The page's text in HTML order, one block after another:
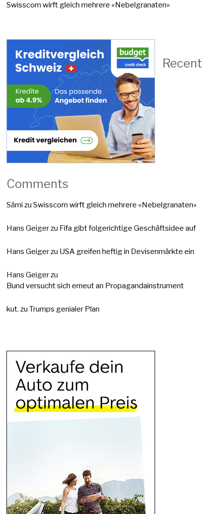
Swisscom wirft gleich mehrere «Nebelgranaten»
Recent
Comments
Sämi zuSwisscom wirft gleich mehrere «Nebelgranaten»
Hans Geigerzu Fifa gibt folgerichtige Geschäftsidee auf
Hans Geigerzu USA greifen heftig in Devisenmärkte ein
Hans Geigerzu
Bund versucht sich erneut an Propagandainstrument
kut. zuTrumps genialer Plan